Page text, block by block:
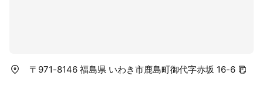
〒971-8146 福島県 いわき市鹿島町御代字赤坂 16-6